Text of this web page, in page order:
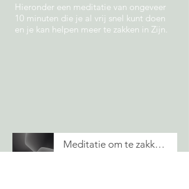
Hieronder een meditatie van ongeveer
10 minuten die je al vrij snel kunt doen
en je kan helpen meer te zakken in Zijn.
Meditatie om te zakken, van doen naar zi